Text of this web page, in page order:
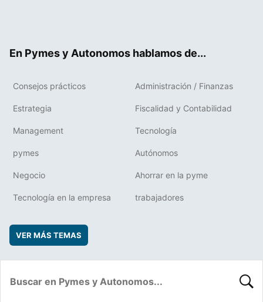
En Pymes y Autonomos hablamos de...
Consejos prácticos Administración / Finanzas
Estrategia Fiscalidad y Contabilidad
Management Tecnología
pymes Autónomos
Negocio Ahorrar en la pyme
Tecnología en la empresa trabajadores
VER MÁS TEMAS